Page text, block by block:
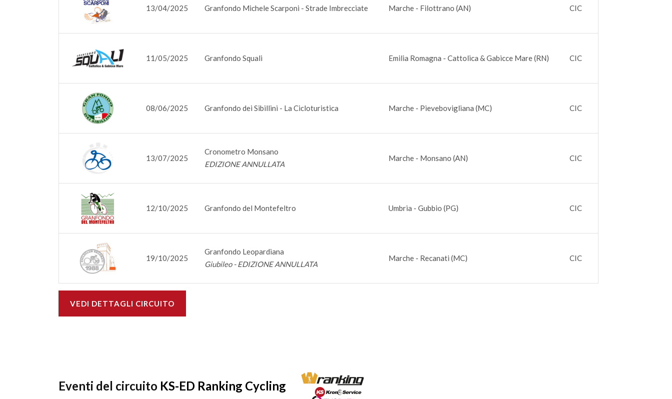
13/04/2025 Granfondo Michele Scarponi - Strade Imbrecciate Marche - Filottrano (AN) CIC
11/05/2025 Granfondo Squali Emilia Romagna - Cattolica & Gabicce Mare (RN) CIC
08/06/2025 Granfondo dei Sibillini - La Cicloturistica Marche - Pievebovigliana (MC) CIC
13/07/2025
Cronometro Monsano
EDIZIONE ANNULLATA
Marche - Monsano (AN) CIC
12/10/2025 Granfondo del Montefeltro Umbria - Gubbio (PG) CIC
19/10/2025
Granfondo Leopardiana
Giubileo - EDIZIONE ANNULLATA
Marche - Recanati (MC) CIC
VEDI DETTAGLI CIRCUITO
Eventi del circuito KS-ED Ranking Cycling